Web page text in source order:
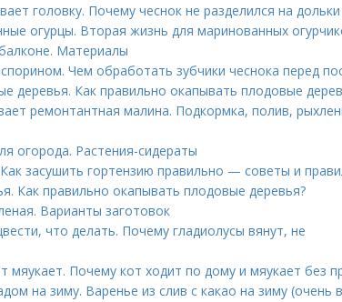
головку. Почему чеснок не разделился на дольки
огурцы. Вторая жизнь для маринованных
Материалы
Чем обработать зубчики чеснока перед
деревья. Как правильно окапывать плодовые
ремонтантная малина. Подкормка, полив,
огорода. Растения-сидераты
засушить гортензию правильно — советы и
Как правильно окапывать плодовые деревья?
Варианты заготовок
что делать. Почему гладиолусы вянут, не
мяукает. Почему кот ходит по дому и мяукает без
на зиму. Варенье из слив с какао на зиму (очень